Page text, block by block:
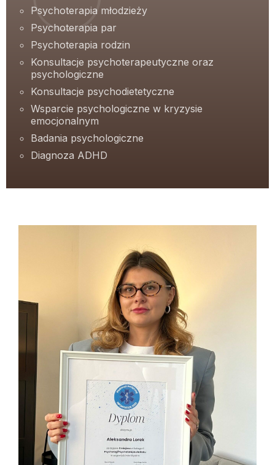
Psychoterapia młodzieży
Psychoterapia par
Psychoterapia rodzin
Konsultacje psychoterapeutyczne oraz
psychologiczne
Konsultacje psychodietetyczne
Wsparcie psychologiczne w kryzysie
emocjonalnym
Badania psychologiczne
Diagnoza ADHD